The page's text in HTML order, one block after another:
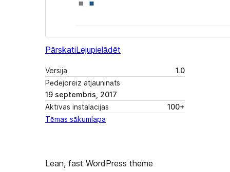
PārskatiLejupielādēt
Versija
1.0
Pēdējoreiz atjaunināts
19 septembris, 2017
Aktīvas instalācijas
100+
Tēmas sākumlapa
Lean, fast WordPress theme